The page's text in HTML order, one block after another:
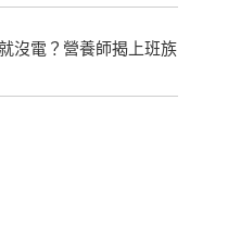
沒電？營養師揭上班族